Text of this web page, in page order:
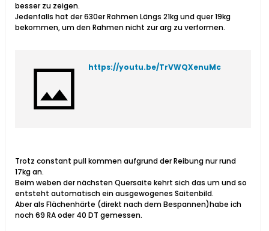
besser zu zeigen.
Jedenfalls hat der 630er Rahmen Längs 21kg und quer 19kg
bekommen, um den Rahmen nicht zur arg zu verformen.
https://youtu.be/TrVWQXenuMc
Trotz constant pull kommen aufgrund der Reibung nur rund
17kg an.
Beim weben der nächsten Quersaite kehrt sich das um und so
entsteht automatisch ein ausgewogenes Saitenbild.
Aber als Flächenhärte (direkt nach dem Bespannen)habe ich
noch 69 RA oder 40 DT gemessen.